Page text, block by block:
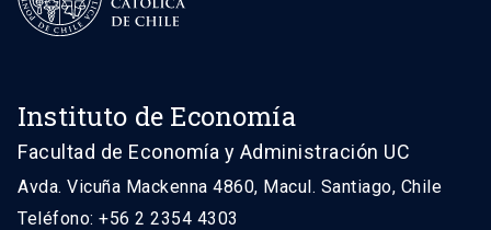
Instituto de Economía
Facultad de Economía y Administración UC
Avda. Vicuña Mackenna 4860, Macul. Santiago, Chile
Teléfono: +56 2 2354 4303